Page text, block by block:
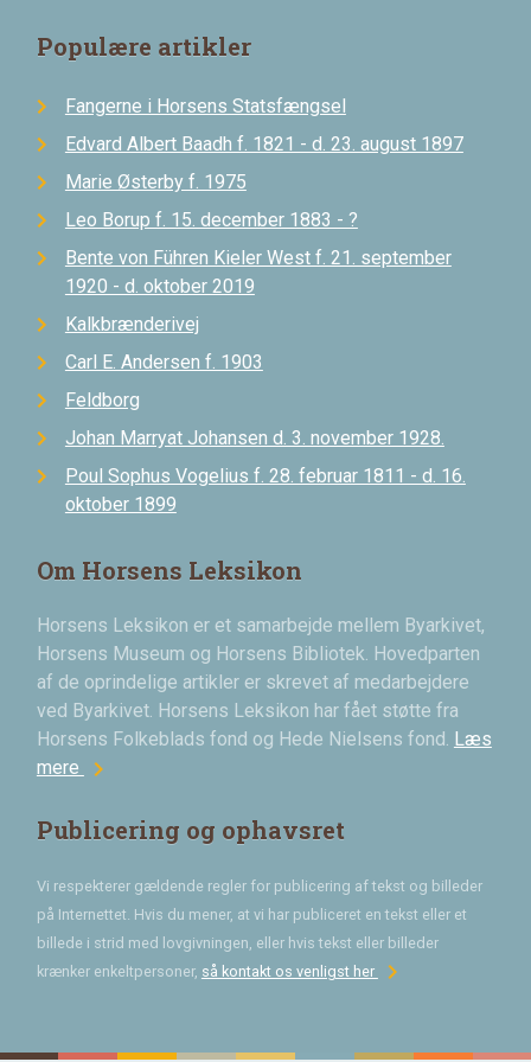
Populære artikler
Fangerne i Horsens Statsfængsel
Edvard Albert Baadh f. 1821 - d. 23. august 1897
Marie Østerby f. 1975
Leo Borup f. 15. december 1883 - ?
Bente von Führen Kieler West f. 21. september
1920 - d. oktober 2019
Kalkbrænderivej
Carl E. Andersen f. 1903
Feldborg
Johan Marryat Johansen d. 3. november 1928.
Poul Sophus Vogelius f. 28. februar 1811 - d. 16.
oktober 1899
Om Horsens Leksikon
Horsens Leksikon er et samarbejde mellem Byarkivet,
Horsens Museum og Horsens Bibliotek. Hovedparten
af de oprindelige artikler er skrevet af medarbejdere
ved Byarkivet. Horsens Leksikon har fået støtte fra
Horsens Folkeblads fond og Hede Nielsens fond. Læs
mere chevron_right
Publicering og ophavsret
Vi respekterer gældende regler for publicering af tekst og billeder
på Internettet. Hvis du mener, at vi har publiceret en tekst eller et
billede i strid med lovgivningen, eller hvis tekst eller billeder
krænker enkeltpersoner, så kontakt os venligst herchevron_right